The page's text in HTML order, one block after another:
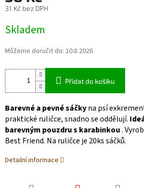
31 Kč bez DPH
cena:
Skladem
Můžeme doručit do: 10.8.2026
Přidat do košíku
Barevné a pevné sáčkyna psí
praktické ruličce, snadno se oddělují.
barevným pouzdru s karabinkou.
Best Friend. Na ruličce je 20ks sáčků.
Detailní informace